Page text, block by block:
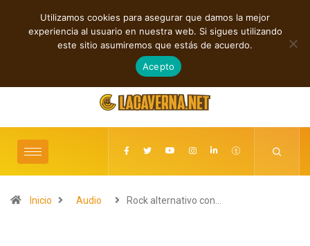
TENDENCIAS
Shaven Primates: Un estallido de Hard Rock contra el control digital
agosto 8, 2026
Inicio Audio Rock alternativo con…
Utilizamos cookies para asegurar que damos la mejor
experiencia al usuario en nuestra web. Si sigues utilizando
este sitio asumiremos que estás de acuerdo.
Acepto